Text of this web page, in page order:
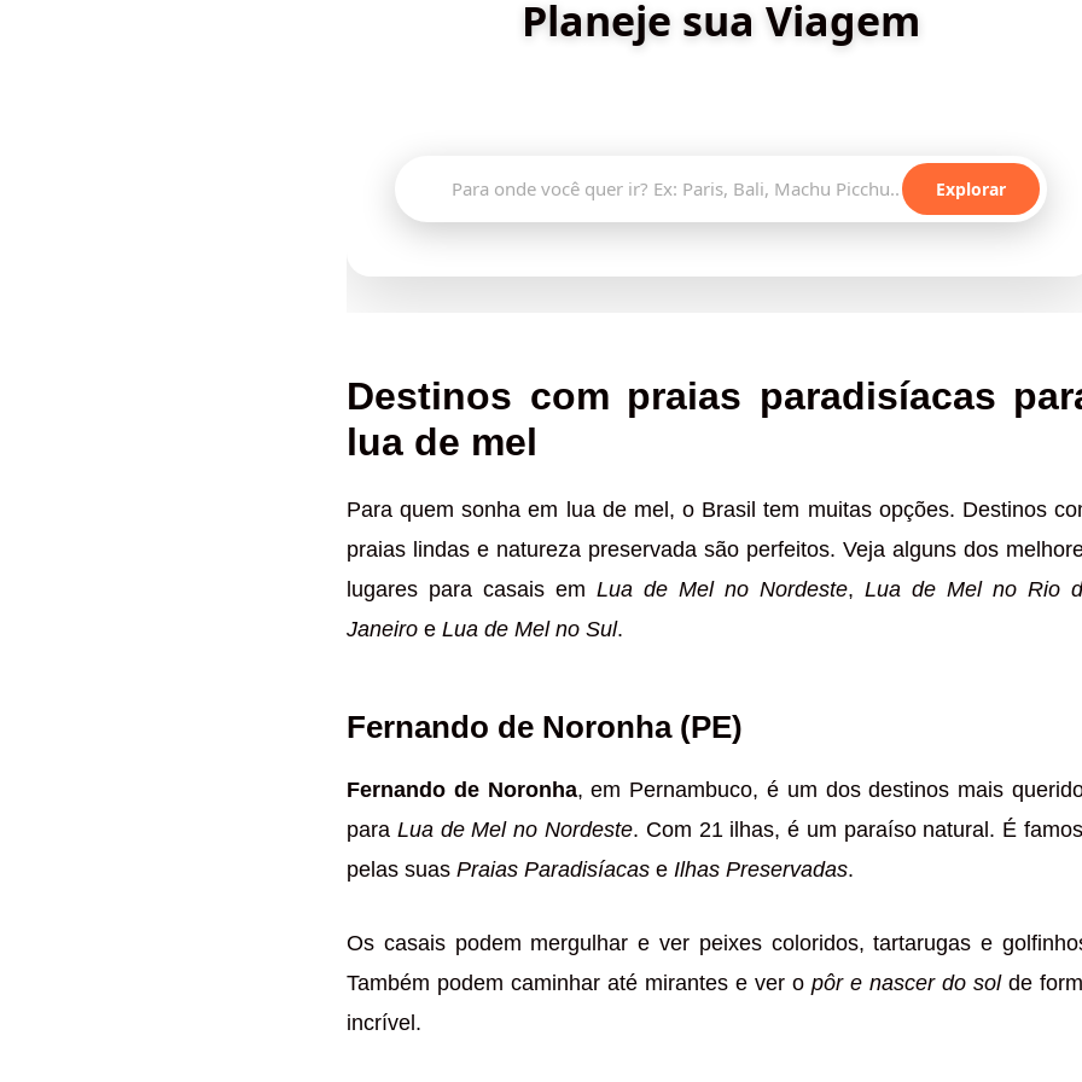
Planeje sua Viagem
Explorar
Destinos com praias paradisíacas
lua de mel
Para quem sonha em lua de mel, o Brasil tem muitas opções. Destinos
praias lindas e natureza preservada são perfeitos. Veja alguns dos
lugares para casais em Lua de Mel no Nordeste, Lua de Mel no Rio
Janeiro e Lua de Mel no Sul.
Fernando de Noronha (PE)
Fernando de Noronha, em Pernambuco, é um dos destinos mais
para Lua de Mel no Nordeste. Com 21 ilhas, é um paraíso natural. É
pelas suas Praias Paradisíacas e Ilhas Preservadas.
Os casais podem mergulhar e ver peixes coloridos, tartarugas e
Também podem caminhar até mirantes e ver o pôr e nascer do solde
incrível.